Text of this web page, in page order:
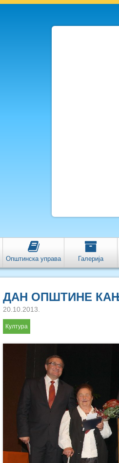
Општинска управа Галерија
ДАН ОПШТИНЕ
20.10.2013.
Култура